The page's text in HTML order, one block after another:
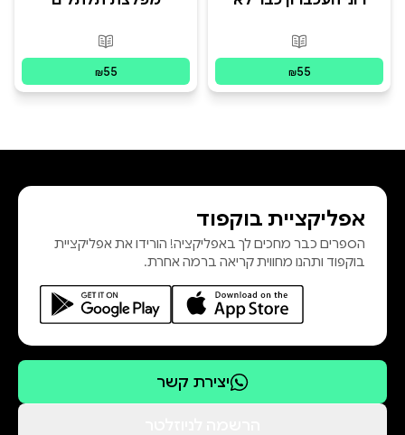
פורמטים זמינים
₪55
פורמטים זמינים
₪55
אפליקציית בוקפוד
הספרים כבר מחכים לך באפליקציה! הורידו את אפליקציית
בוקפוד ותהנו מחווית קריאה ברמה אחרת.
יצירת קשר